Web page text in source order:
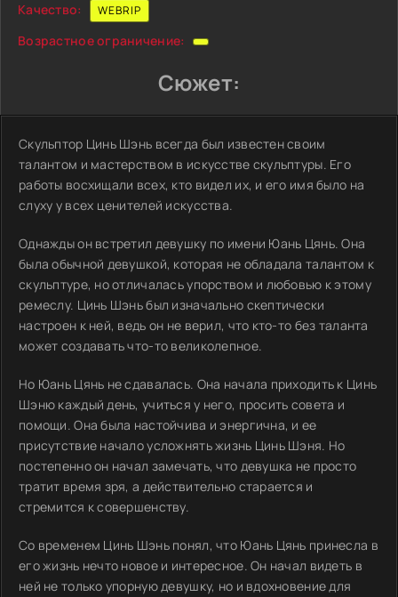
Качество: WEBRIP
Возрастное ограничение:
Сюжет:
Скульптор Цинь Шэнь всегда был известен своим
талантом и мастерством в искусстве скульптуры. Его
работы восхищали всех, кто видел их, и его имя было на
слуху у всех ценителей искусства.
Однажды он встретил девушку по имени Юань Цянь. Она
была обычной девушкой, которая не обладала талантом к
скульптуре, но отличалась упорством и любовью к этому
ремеслу. Цинь Шэнь был изначально скептически
настроен к ней, ведь он не верил, что кто-то без таланта
может создавать что-то великолепное.
Но Юань Цянь не сдавалась. Она начала приходить к Цинь
Шэню каждый день, учиться у него, просить совета и
помощи. Она была настойчива и энергична, и ее
присутствие начало усложнять жизнь Цинь Шэня. Но
постепенно он начал замечать, что девушка не просто
тратит время зря, а действительно старается и
стремится к совершенству.
Со временем Цинь Шэнь понял, что Юань Цянь принесла в
его жизнь нечто новое и интересное. Он начал видеть в
ней не только упорную девушку, но и вдохновение для